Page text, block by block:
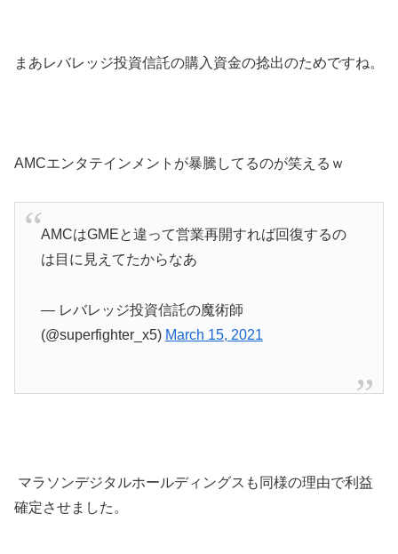
まあレバレッジ投資信託の購入資金の捻出のためですね。
AMCエンタテインメントが暴騰してるのが笑えるｗ
AMCはGMEと違って営業再開すれば回復するの
は目に見えてたからなあ
— レバレッジ投資信託の魔術師
(@superfighter_x5) March 15, 2021
マラソンデジタルホールディングスも同様の理由で利益
確定させました。